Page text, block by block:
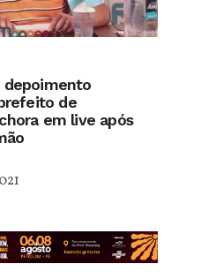
depoimento
de
em live após